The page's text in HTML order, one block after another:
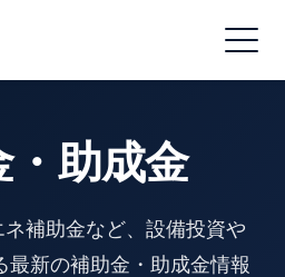
Menu
・助成金
補助金など、設備投資や
最新の補助金・助成金情報